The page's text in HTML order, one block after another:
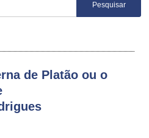
de Platão ou o